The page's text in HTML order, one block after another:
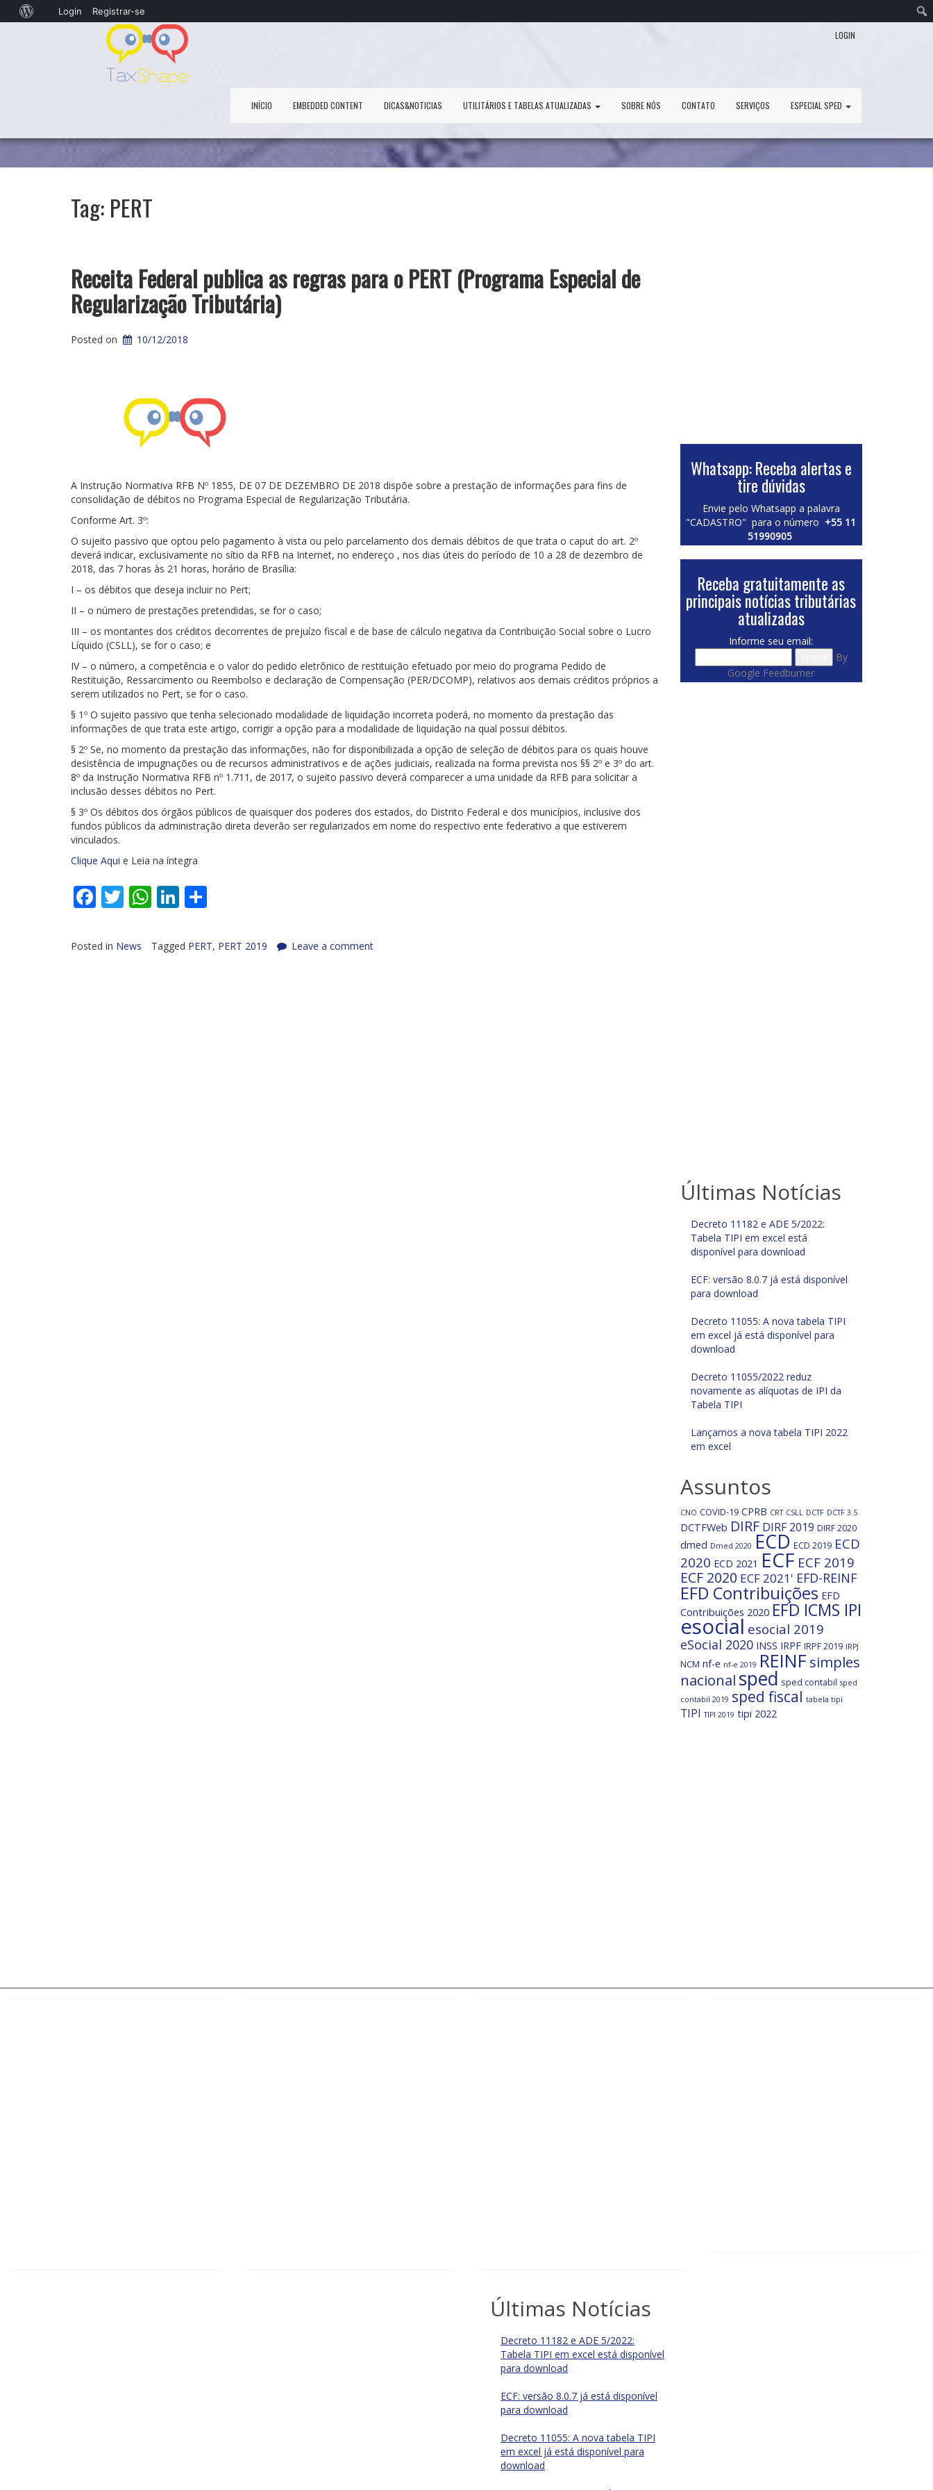
LOGIN
INÍCIO EMBEDDED CONTENT DICAS&NOTICIAS UTILITÁRIOS E TABELAS ATUALIZADAS SOBRE NÓS CONTATO SERVIÇOS ESPECIAL SPED
Tag: PERT
Receita Federal publica as regras para o PERT (Programa Especial de
Regularização Tributária)
Posted on 10/12/2018
A Instrução Normativa RFB Nº 1855, DE 07 DE DEZEMBRO DE 2018 dispõe sobre a prestação de informações para fins de
consolidação de débitos no Programa Especial de Regularização Tributária.
Conforme Art. 3º:
O sujeito passivo que optou pelo pagamento à vista ou pelo parcelamento dos demais débitos de que trata o caput do art. 2º
deverá indicar, exclusivamente no sítio da RFB na Internet, no endereço , nos dias úteis do período de 10 a 28 de dezembro de
2018, das 7 horas às 21 horas, horário de Brasília:
I – os débitos que deseja incluir no Pert;
II – o número de prestações pretendidas, se for o caso;
III – os montantes dos créditos decorrentes de prejuízo fiscal e de base de cálculo negativa da Contribuição Social sobre o Lucro
Líquido (CSLL), se for o caso; e
IV – o número, a competência e o valor do pedido eletrônico de restituição efetuado por meio do programa Pedido de
Restituição, Ressarcimento ou Reembolso e declaração de Compensação (PER/DCOMP), relativos aos demais créditos próprios a
serem utilizados no Pert, se for o caso.
§ 1º O sujeito passivo que tenha selecionado modalidade de liquidação incorreta poderá, no momento da prestação das
informações de que trata este artigo, corrigir a opção para a modalidade de liquidação na qual possui débitos.
§ 2º Se, no momento da prestação das informações, não for disponibilizada a opção de seleção de débitos para os quais houve
desistência de impugnações ou de recursos administrativos e de ações judiciais, realizada na forma prevista nos §§ 2º e 3º do art.
8º da Instrução Normativa RFB nº 1.711, de 2017, o sujeito passivo deverá comparecer a uma unidade da RFB para solicitar a
inclusão desses débitos no Pert.
§ 3º Os débitos dos órgãos públicos de quaisquer dos poderes dos estados, do Distrito Federal e dos municípios, inclusive dos
fundos públicos da administração direta deverão ser regularizados em nome do respectivo ente federativo a que estiverem
vinculados.
Clique Aqui e Leia na íntegra
Facebook
Twitter
WhatsApp
LinkedIn
Posted in News Tagged PERT, PERT 2019 Leave a comment
Whatsapp: Receba alertas e
tire dúvidas
Envie pelo Whatsapp a palavra
"CADASTRO" para o número +55 11
51990905
Receba gratuitamente as
principais notícias tributárias
atualizadas
Informe seu email:
By
Google Feedburner
Últimas Notícias
Decreto 11182 e ADE 5/2022:
Tabela TIPI em excel está
disponível para download
ECF: versão 8.0.7 já está disponível
para download
Decreto 11055: A nova tabela TIPI
em excel já está disponível para
download
Decreto 11055/2022 reduz
novamente as alíquotas de IPI da
Tabela TIPI
Lançamos a nova tabela TIPI 2022
em excel
Assuntos
CNO COVID-19 CPRB CRT CSLL DCTF DCTF 3.5
DCTFWeb DIRF DIRF 2019 DIRF 2020
dmed Dmed 2020 ECD ECD 2019 ECD
2020 ECD 2021 ECF ECF 2019
ECF 2020 ECF 2021' EFD-REINF
EFD Contribuições EFD
Contribuições 2020 EFD ICMS IPI
esocial esocial 2019
eSocial 2020 INSS IRPF IRPF 2019 IRPJ
NCM nf-e nf-e 2019 REINF simples
nacional sped sped contabil sped
contabil 2019 sped fiscal tabela tipi
TIPI TIPI 2019 tipi 2022
Últimas Notícias
Decreto 11182 e ADE 5/2022:
Tabela TIPI em excel está disponível
para download
ECF: versão 8.0.7 já está disponível
para download
Decreto 11055: A nova tabela TIPI
em excel já está disponível para
download
Login Registrar-se